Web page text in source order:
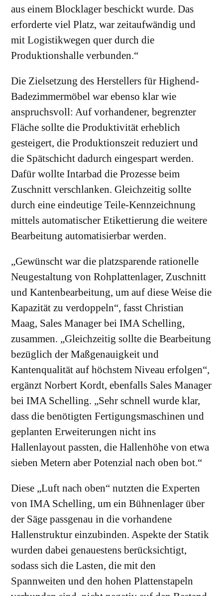
aus einem Blocklager beschickt wurde. Das
erforderte viel Platz, war zeitaufwändig und
mit Logistikwegen quer durch die
Produktionshalle verbunden.“
Die Zielsetzung des Herstellers für Highend-
Badezimmermöbel war ebenso klar wie
anspruchsvoll: Auf vorhandener, begrenzter
Fläche sollte die Produktivität erheblich
gesteigert, die Produktionszeit reduziert und
die Spätschicht dadurch eingespart werden.
Dafür wollte Intarbad die Prozesse beim
Zuschnitt verschlanken. Gleichzeitig sollte
durch eine eindeutige Teile-Kennzeichnung
mittels automatischer Etikettierung die weitere
Bearbeitung automatisierbar werden.
„Gewünscht war die platzsparende rationelle
Neugestaltung von Rohplattenlager, Zuschnitt
und Kantenbearbeitung, um auf diese Weise die
Kapazität zu verdoppeln“, fasst Christian
Maag, Sales Manager bei IMA Schelling,
zusammen. „Gleichzeitig sollte die Bearbeitung
bezüglich der Maßgenauigkeit und
Kantenqualität auf höchstem Niveau erfolgen“,
ergänzt Norbert Kordt, ebenfalls Sales Manager
bei IMA Schelling. „Sehr schnell wurde klar,
dass die benötigten Fertigungsmaschinen und
geplanten Erweiterungen nicht ins
Hallenlayout passten, die Hallenhöhe von etwa
sieben Metern aber Potenzial nach oben bot.“
Diese „Luft nach oben“ nutzten die Experten
von IMA Schelling, um ein Bühnenlager über
der Säge passgenau in die vorhandene
Hallenstruktur einzubinden. Aspekte der Statik
wurden dabei genauestens berücksichtigt,
sodass sich die Lasten, die mit den
Spannweiten und den hohen Plattenstapeln